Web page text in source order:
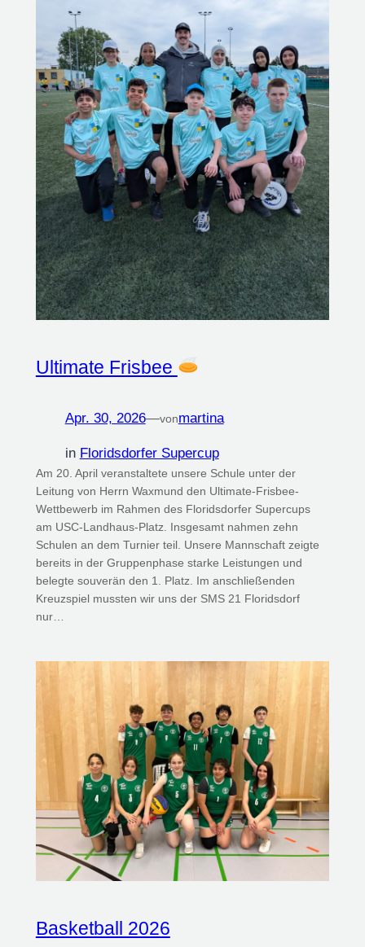
Ultimate Frisbee
Apr. 30, 2026—vonmartina
in Floridsdorfer Supercup
Am 20. April veranstaltete unsere Schule unter der
Leitung von Herrn Waxmund den Ultimate-Frisbee-
Wettbewerb im Rahmen des Floridsdorfer Supercups
am USC-Landhaus-Platz. Insgesamt nahmen zehn
Schulen an dem Turnier teil. Unsere Mannschaft zeigte
bereits in der Gruppenphase starke Leistungen und
belegte souverän den 1. Platz. Im anschließenden
Kreuzspiel mussten wir uns der SMS 21 Floridsdorf
nur…
Basketball 2026